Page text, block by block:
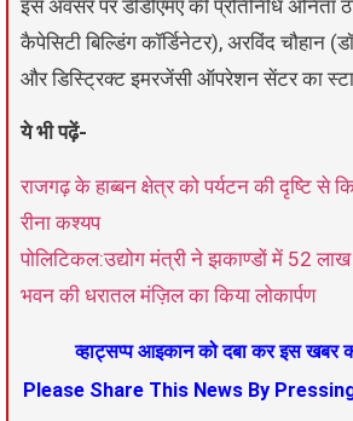
इस अवसर पर डीडीएमए की प्रतिनिधि अनिता
कैपेसिटी बिल्डिंग कॉर्डिनेटर), अरविंद चौहान
और डिस्ट्रिक्ट इमरजेंसी ऑपरेशन सेंटर का
ये भी पढ़ें-
राजगढ़ के हाब्बन क्षेत्र को पर्यटन की दृष्टि से
रीना कश्यप
पोलिटिकल:उद्योग मंत्री ने झकाण्डों में 52 लाख
भवन की धरातल मंज़िल का किया लोकार्पण
व्हाट्सप्प आइकान को दबा कर इस खबर
Please Share This News By